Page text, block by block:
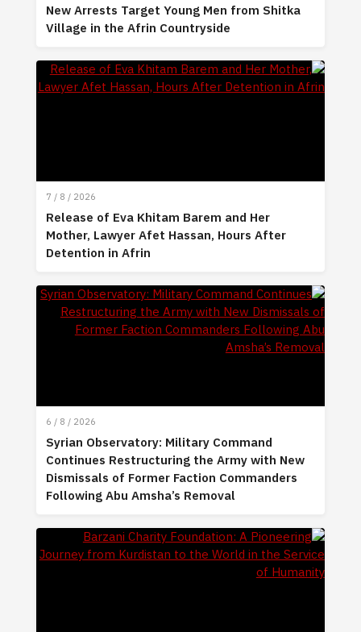
New Arrests Target Young Men from Shitka
Village in the Afrin Countryside
7 / 8 / 2026
Release of Eva Khitam Barem and Her
Mother, Lawyer Afet Hassan, Hours After
Detention in Afrin
6 / 8 / 2026
Syrian Observatory: Military Command
Continues Restructuring the Army with New
Dismissals of Former Faction Commanders
Following Abu Amsha’s Removal